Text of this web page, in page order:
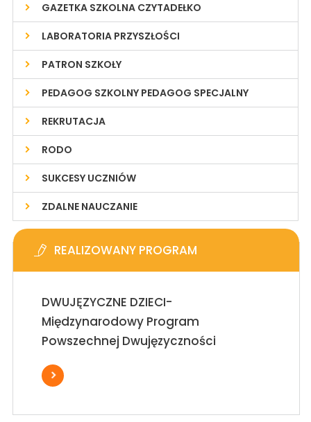
GAZETKA SZKOLNA CZYTADEŁKO
LABORATORIA PRZYSZŁOŚCI
PATRON SZKOŁY
PEDAGOG SZKOLNY PEDAGOG SPECJALNY
REKRUTACJA
RODO
SUKCESY UCZNIÓW
ZDALNE NAUCZANIE
REALIZOWANY PROGRAM
DWUJĘZYCZNE DZIECI-
Międzynarodowy Program
Powszechnej Dwujęzyczności